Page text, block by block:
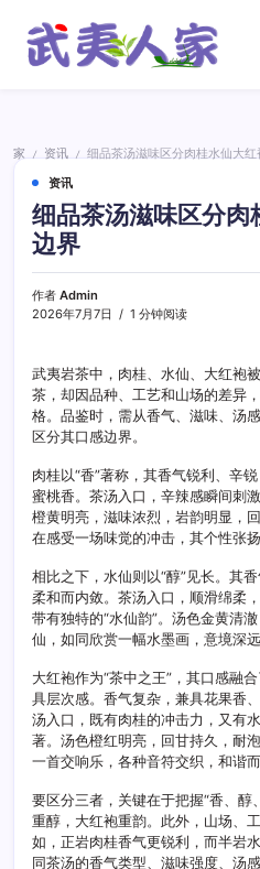
家
家 / 资讯 /
细品茶汤滋味区分肉桂水仙大红
资讯
细品茶汤滋味区分肉
边界
作者 Admin
2026年7月7日
1 分钟阅读
武夷岩茶中，肉桂、水仙、大红袍
茶，却因品种、工艺和山场的差异
格。品鉴时，需从香气、滋味、汤
区分其口感边界。
肉桂以“香”著称，其香气锐利、辛
蜜桃香。茶汤入口，辛辣感瞬间刺
橙黄明亮，滋味浓烈，岩韵明显，
在感受一场味觉的冲击，其个性张
相比之下，水仙则以“醇”见长。其
柔和而内敛。茶汤入口，顺滑绵柔
带有独特的“水仙韵”。汤色金黄清
仙，如同欣赏一幅水墨画，意境深远
大红袍作为“茶中之王”，其口感融
具层次感。香气复杂，兼具花果香
汤入口，既有肉桂的冲击力，又有
著。汤色橙红明亮，回甘持久，耐
一首交响乐，各种音符交织，和谐而
要区分三者，关键在于把握“香、醇
重醇，大红袍重韵。此外，山场、
如，正岩肉桂香气更锐利，而半岩
同茶汤的香气类型、滋味强度、汤